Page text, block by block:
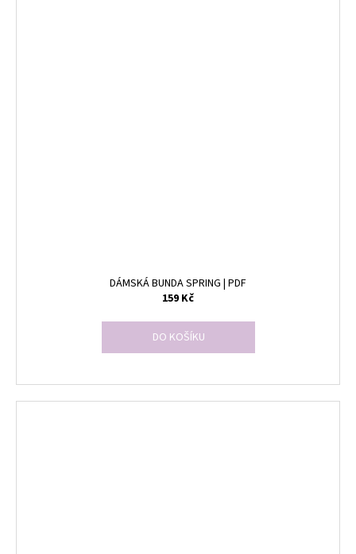
DÁMSKÁ BUNDA SPRING | PDF
159 Kč
DO KOŠÍKU